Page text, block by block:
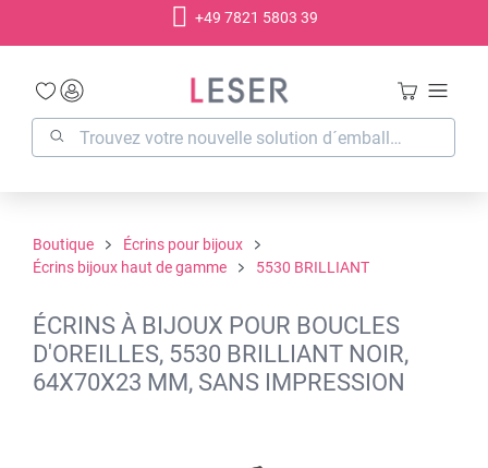
+49 7821 5803 39
Boutique
Écrins pour bijoux
Écrins bijoux haut de gamme
5530 BRILLIANT
ÉCRINS À BIJOUX POUR BOUCLES
D'OREILLES, 5530 BRILLIANT NOIR,
64X70X23 MM, SANS IMPRESSION